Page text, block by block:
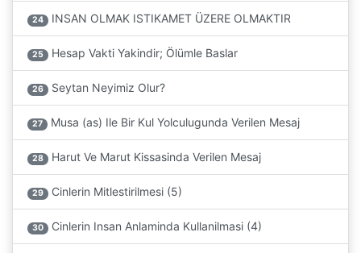
24 INSAN OLMAK ISTIKAMET ÜZERE OLMAKTIR
25 Hesap Vakti Yakindir; Ölümle Baslar
26 Seytan Neyimiz Olur?
27 Musa (as) Ile Bir Kul Yolculugunda Verilen Mesaj
28 Harut Ve Marut Kissasinda Verilen Mesaj
29 Cinlerin Mitlestirilmesi (5)
30 Cinlerin Insan Anlaminda Kullanilmasi (4)